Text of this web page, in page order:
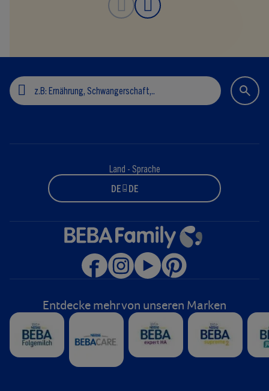
Land - Sprache
DE - DE
Entdecke mehr von unseren Marken